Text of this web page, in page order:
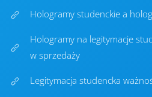
Hologramy studenckie a
Hologramy na legitymacje
w sprzedaży
Legitymacja studencka